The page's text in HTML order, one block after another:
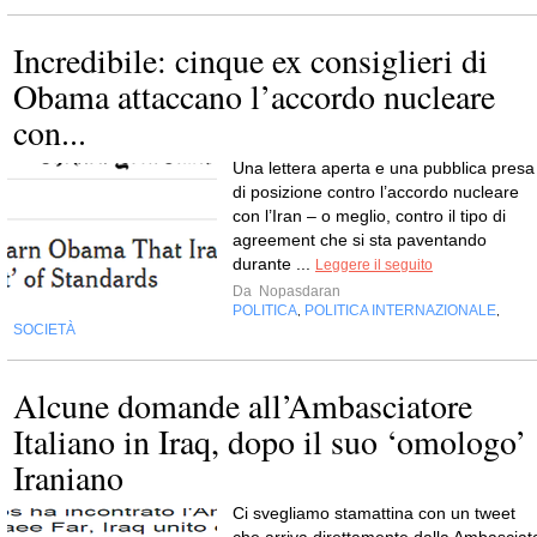
Incredibile: cinque ex consiglieri di
Obama attaccano l’accordo nucleare
con...
Una lettera aperta e una pubblica presa
di posizione contro l’accordo nucleare
con l’Iran – o meglio, contro il tipo di
agreement che si sta paventando
durante ...
Leggere il seguito
Da Nopasdaran
POLITICA POLITICA INTERNAZIONALE
SOCIETÀ
Alcune domande all’Ambasciatore
Italiano in Iraq, dopo il suo ‘omologo’
Iraniano
Ci svegliamo stamattina con un tweet